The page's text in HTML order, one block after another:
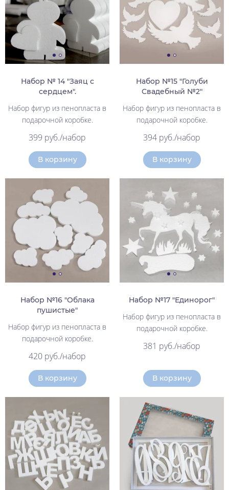
Набор № 14 "Заяц с
сердцем".
Набор фигур из пенопласта в
подарочной коробке.
399 руб./набор
В корзину
Набор №15 "Голуби
Свадебный №2"
Набор фигур из пенопласта в
подарочной коробке.
394 руб./набор
В корзину
Набор №16 "Облака
пушистые"
Набор фигур из пенопласта в
подарочной коробке.
420 руб./набор
В корзину
Набор №17 "Единорог"
Набор фигур из пенопласта в
подарочной коробке.
381 руб./набор
В корзину